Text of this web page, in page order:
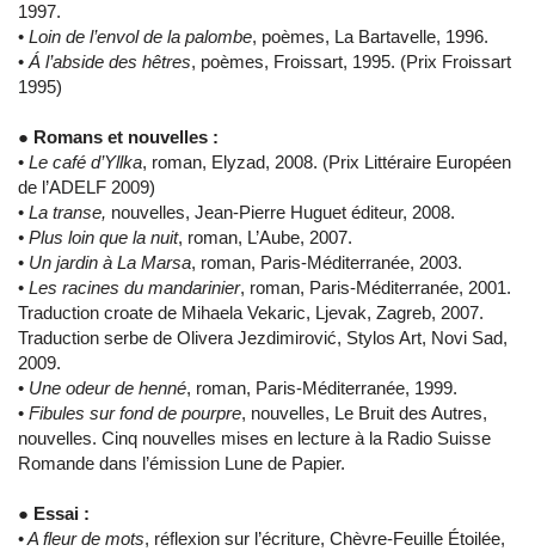
1997.
• Loin de l’envol de la palombe, poèmes, La Bartavelle, 1996.
• Á l’abside des hêtres, poèmes, Froissart, 1995. (Prix Froissart
1995)
● Romans et nouvelles :
• Le café d’Yllka, roman, Elyzad, 2008. (Prix Littéraire Européen
de l’ADELF 2009)
• La transe, nouvelles, Jean-Pierre Huguet éditeur, 2008.
• Plus loin que la nuit, roman, L’Aube, 2007.
• Un jardin à La Marsa, roman, Paris-Méditerranée, 2003.
• Les racines du mandarinier, roman, Paris-Méditerranée, 2001.
Traduction croate de Mihaela Vekaric, Ljevak, Zagreb, 2007.
Traduction serbe de Olivera Jezdimirović, Stylos Art, Novi Sad,
2009.
• Une odeur de henné, roman, Paris-Méditerranée, 1999.
• Fibules sur fond de pourpre, nouvelles, Le Bruit des Autres,
nouvelles. Cinq nouvelles mises en lecture à la Radio Suisse
Romande dans l’émission Lune de Papier.
● Essai :
•A fleur de mots, réflexion sur l’écriture, Chèvre-Feuille Étoilée,